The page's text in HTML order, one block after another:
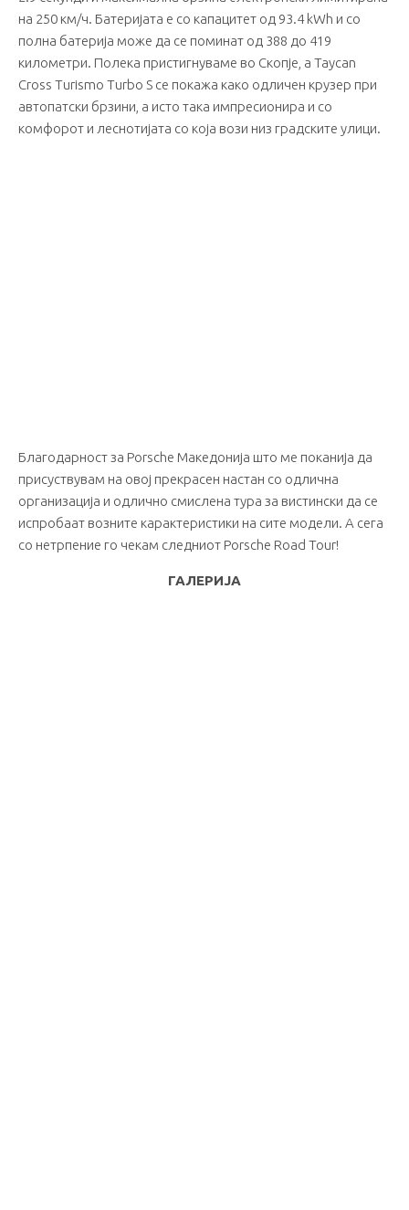
на 250 км/ч. Батеријата е со капацитет од 93.4 kWh и со
полна батерија може да се поминат од 388 до 419
километри. Полека пристигнуваме во Скопје, а Taycan
Cross Turismo Turbo S се покажа како одличен крузер при
автопатски брзини, а исто така импресионира и со
комфорот и леснотијата со која вози низ градските улици.
Благодарност за Porsche Македонија што ме поканија да
присуствувам на овој прекрасен настан со одлична
организација и одлично смислена тура за вистински да се
испробаат возните карактеристики на сите модели. А сега
со нетрпение го чекам следниот Porsche Road Tour!
ГАЛЕРИЈА